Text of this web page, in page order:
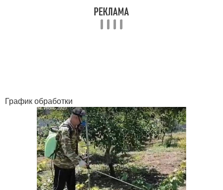
График обработки